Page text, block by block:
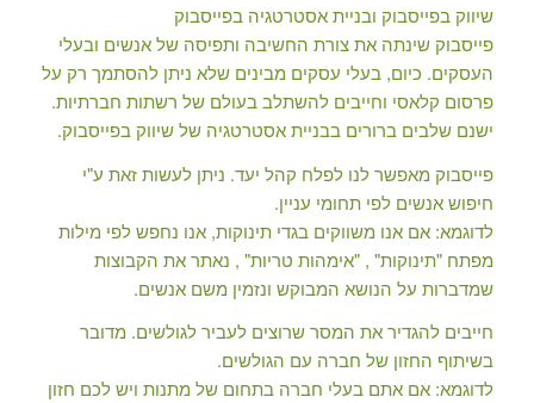
שיווק בפייסבוק ובניית אסטרטגיה בפייסבוק
פייסבוק שינתה את צורת החשיבה ותפיסה של אנשים ובעלי
העסקים. כיום, בעלי עסקים מבינים שלא ניתן להסתמך רק על
פרסום קלאסי וחייבים להשתלב בעולם של רשתות חברתיות.
ישנם שלבים ברורים בבניית אסטרטגיה של שיווק בפייסבוק.
פייסבוק מאפשר לנו לפלח קהל יעד. ניתן לעשות זאת ע"י
חיפוש אנשים לפי תחומי עניין.
לדוגמא: אם אנו משווקים בגדי תינוקות, אנו נחפש לפי מילות
מפתח "תינוקות" , "אימהות טריות" , נאתר את הקבוצות
שמדברות על הנושא המבוקש ונזמין משם אנשים.
חייבים להגדיר את המסר שרוצים לעביר לגולשים. מדובר
בשיתוף החזון של חברה עם הגולשים.
לדוגמא: אם אתם בעלי חברה בתחום של מתנות ויש לכם חזון